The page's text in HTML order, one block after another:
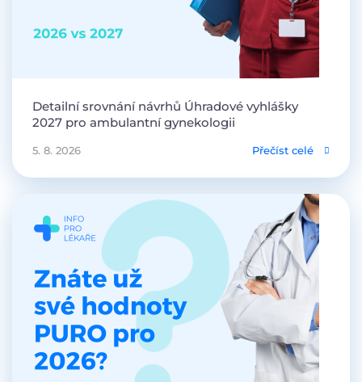
Detailní srovnání návrhů Úhradové vyhlášky
2027 pro ambulantní gynekologii
5. 8. 2026 Přečíst celé